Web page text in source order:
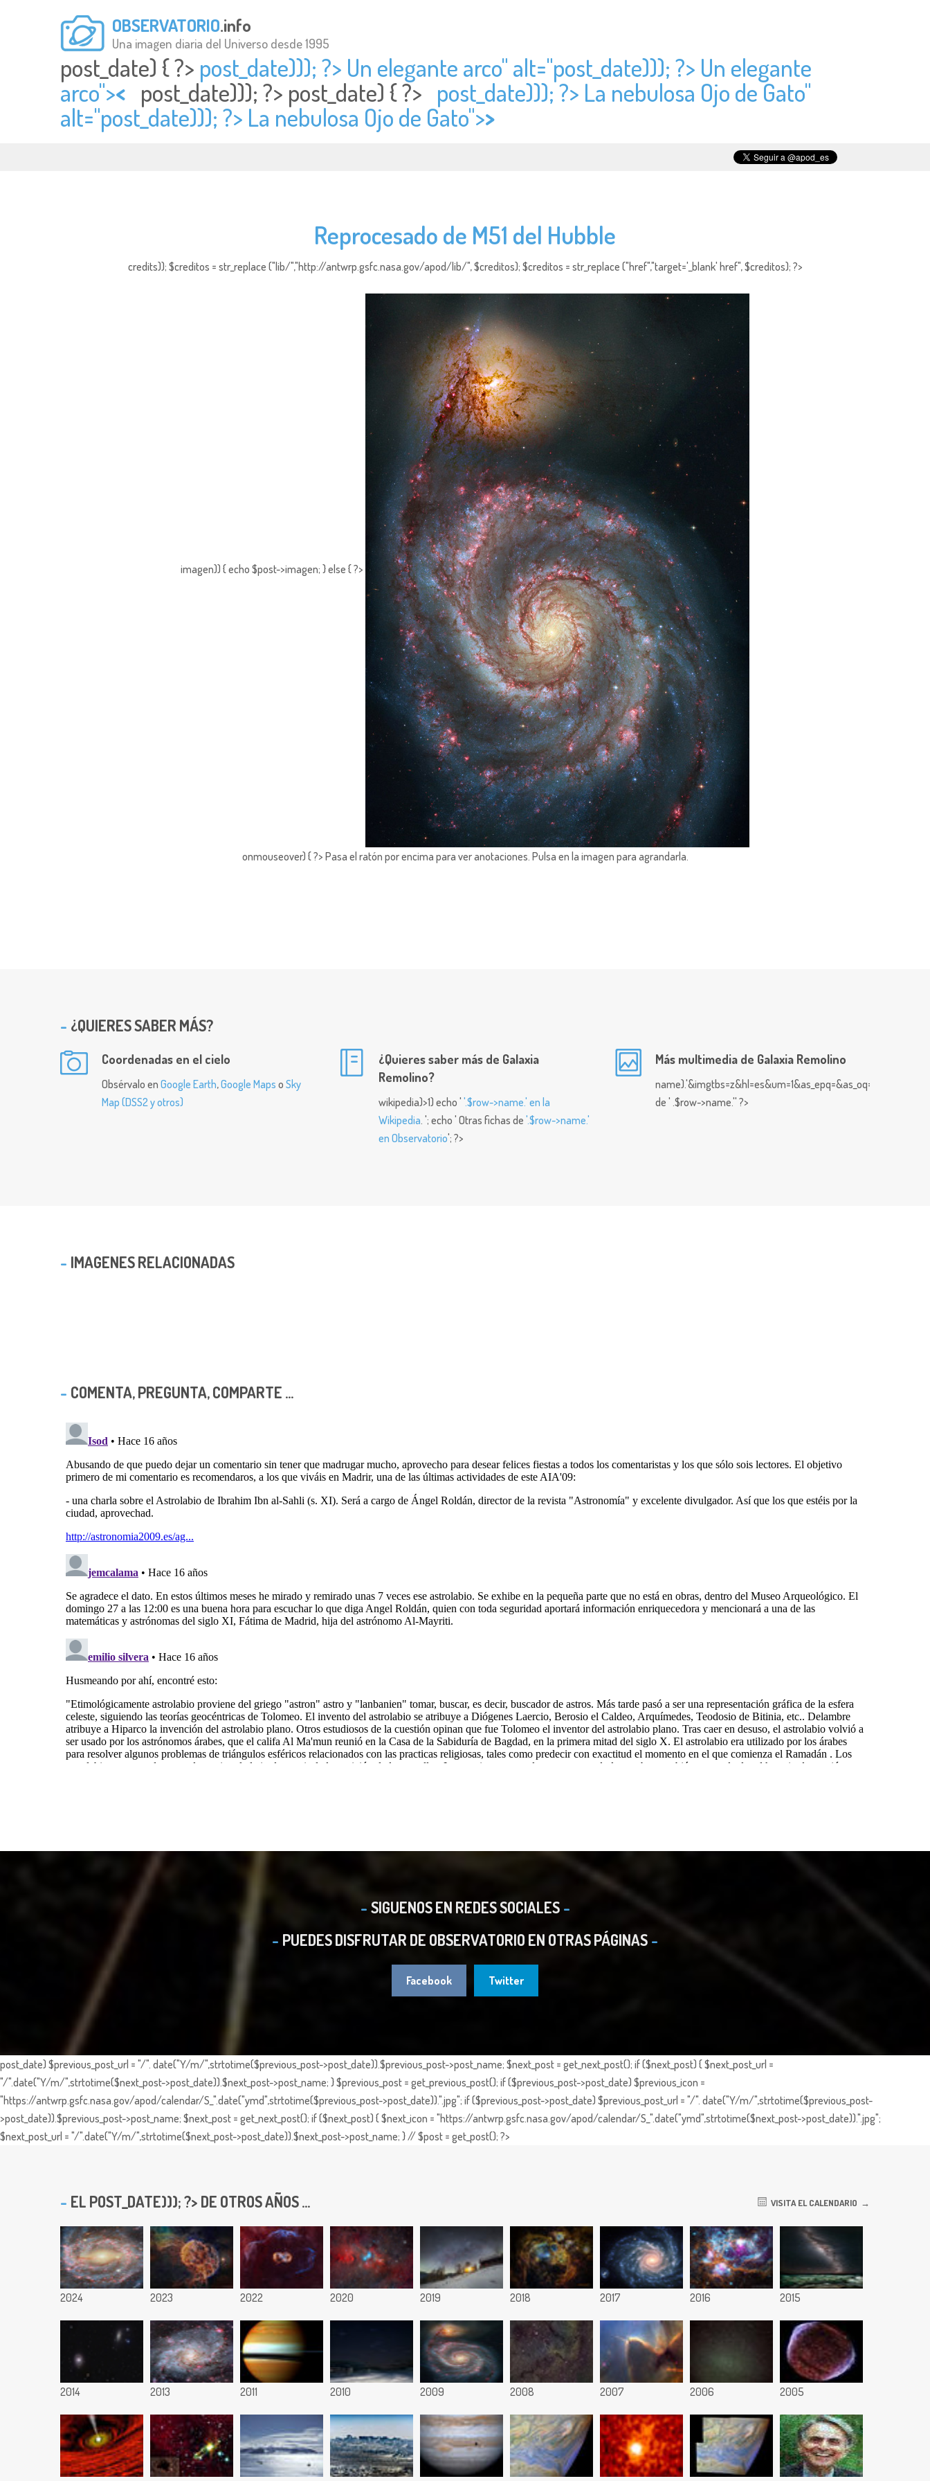
OBSERVATORIO.info
Una imagen diaria del Universo desde 1995
post_date) { ?> post_date))); ?> Un elegante arco" alt="post_date))); ?> Un elegante
arco">< post_date))); ?> post_date) { ?> post_date))); ?> La nebulosa Ojo de Gato"
alt="post_date))); ?> La nebulosa Ojo de Gato">>
Reprocesado de M51 del Hubble
credits)); $creditos = str_replace ("lib/","http://antwrp.gsfc.nasa.gov/apod/lib/", $creditos); $creditos = str_replace ("href","target='_blank' href", $creditos); ?>
imagen)) { echo $post->imagen; } else { ?>
onmouseover) { ?> Pasa el ratón por encima para ver anotaciones. Pulsa en la imagen para agrandarla.
¿QUIERES SABER MÁS?
Coordenadas en el cielo
Obsérvalo en Google Earth,Google Maps o Sky
Map (DSS2 y otros)
¿Quieres saber más de Galaxia
Remolino?
wikipedia)>1) echo ' '.$row->name.' en la
Wikipedia. '; echo ' Otras fichas de '.$row->name.'
en Observatorio'; ?>
Más multimedia de Galaxia Remolino
de ' .$row->name.'' ?>
IMAGENES RELACIONADAS
COMENTA, PREGUNTA, COMPARTE ...
SIGUENOS EN REDES SOCIALES
PUEDES DISFRUTAR DE OBSERVATORIO EN OTRAS PÁGINAS
Facebook Twitter
post_date) $previous_post_url = "/". date("Y/m/",strtotime($previous_post->post_date)).$previous_post->post_name; $next_post = get_next_post(); if ($next_post) { $next_post_url =
"/".date("Y/m/",strtotime($next_post->post_date)).$next_post->post_name; } $previous_post = get_previous_post(); if ($previous_post->post_date) $previous_icon =
"https://antwrp.gsfc.nasa.gov/apod/calendar/S_".date("ymd",strtotime($previous_post->post_date)).".jpg"; if ($previous_post->post_date) $previous_post_url = "/". date("Y/m/",strtotime($previous_post-
>post_date)).$previous_post->post_name; $next_post = get_next_post(); if ($next_post) { $next_icon = "https://antwrp.gsfc.nasa.gov/apod/calendar/S_".date("ymd",strtotime($next_post->post_date)).".jpg";
$next_post_url = "/".date("Y/m/",strtotime($next_post->post_date)).$next_post->post_name; } // $post = get_post(); ?>
EL POST_DATE))); ?> DE OTROS AÑOS ... VISITA EL CALENDARIO
2024 2023 2022 2020 2019 2018 2017 2016 2015
2014 2013 2011 2010 2009 2008 2007 2006 2005